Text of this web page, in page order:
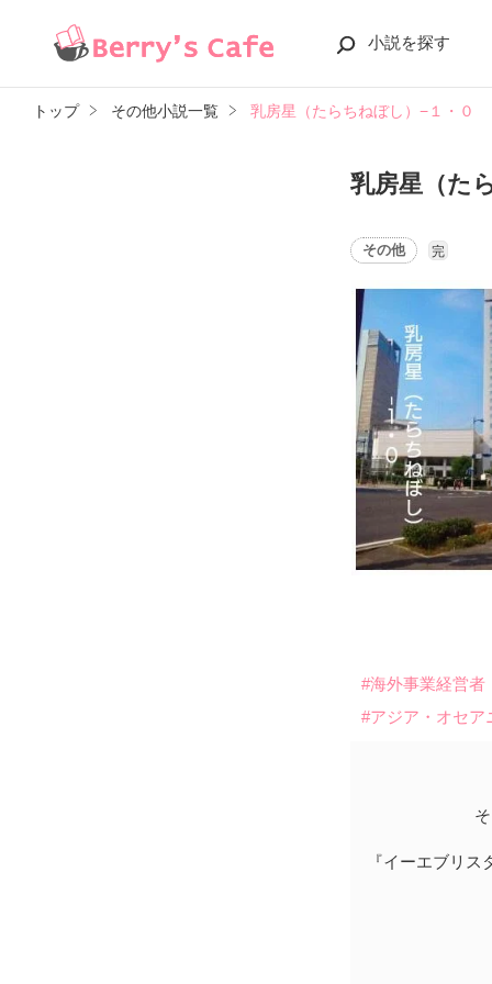
小説を探す
トップ その他小説一覧 乳房星（たらちねぼし）−１・０
乳房星（た
その他 完
#海外事業経営者
#アジア・オセア
『イーエブリ